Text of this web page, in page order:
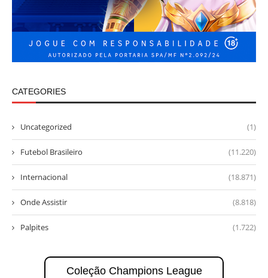
CATEGORIES
Uncategorized (1)
Futebol Brasileiro (11.220)
Internacional (18.871)
Onde Assistir (8.818)
Palpites (1.722)
Coleção Champions League